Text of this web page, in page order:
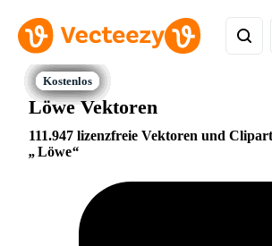
Löwe Vektoren
111.947 lizenzfreie Vektoren und
Löwe